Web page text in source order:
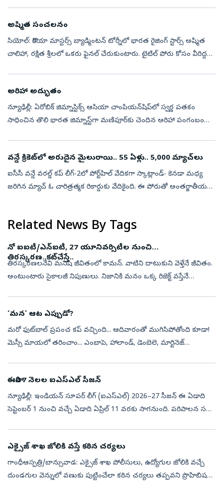
అష్మిత సంచలనం
సియోల్‌: కొరియా మాస్టర్స్‌ బ్యాడ్మింటన్‌ టోర్నీలో భారత రైజింగ్‌ స్టార్స్‌ అష్మిత
చాలిహా, రక్షిత శ్రీలలో ఒకరు ఫైనల్‌ చేరుకుంటారు. టైటిల్‌ పోరు కోసం వీరిద్దరు
అరిహా అద్భుతం
న్యూఢిల్లీ: ఏరోబిక్‌ జిమ్నాస్టిక్స్‌ ఆసియా చాంపియన్‌షిప్‌లో స్వర్ణ పతకం
సాధించిన తొలి భారత జిమ్నాస్ట్‌గా మణిపూర్‌కు చెందిన అరిహా పంగంబం
వన్డే క్రికెట్‌లో అరుదైన మైలురాయి.. 55 ఏళ్లు.. 5,000 మ్యాచ్‌లు
ఐసీసీ వన్డే వరల్డ్ కప్ లీగ్‌-2లో పోర్ట్‌హిల్ వేదికగా స్కాట్లాండ్‌- కెనడా మధ్య
జరిగిన మ్యాచ్ ఓ చారిత్రత్మక రికార్డుకు వేదికైంది. ఈ పోరుతో అంతర్జాతీయ
Related News By Tags
నో ఐఐటీ/ఎన్‌ఐటీ, 27 యూనివర్సిటీల నుంచి
తిరస్కరణ..కట్‌చేస్తే..
తిరస్కరణలనేవి మనిషి జీవితంలో కామన్‌. వాటిని దాటుకుని వెళ్తేనే జీవితం.
అంటుంటారు సైకాలజీ నిపుణులు. నిజానికి మనం ఒక్క రిజెక్ట్‌ వస్తేనే
‘మన’ ఆట ఎప్పుడో?
మరో ఫుట్‌బాల్‌ ప్రపంచ కప్‌ వచ్చింది... ఆదివారంతో ముగిసిపోతోంది కూడా!
మెస్సీ మాయలో తరించాం... ఎంబాపె, హాలాండ్, డెంబెలె, మార్టినెజ్‌
ఈసారి 7 నెలల ఐఎస్‌ఎల్‌ సీజన్‌
న్యూఢిల్లీ: ఇండియన్‌ సూపర్‌ లీగ్‌ (ఐఎస్‌ఎల్‌) 2026–27 సీజన్‌ ఈ ఏడాది
సెప్టెంబర్ 1 నుంచి వచ్చే ఏడాది ఏప్రిల్‌ 11 వరకు సాగనుంది. పరిపాలన సహా
ఎక్సైజ్‌ శాఖ జోలికి వస్తే కఠిన చర్యలు
గాంధీఆస్పత్రి/బాన్సువాడ: ఎక్సైజ్‌ శాఖ పోలీసులు, ఉద్యోగుల జోలికి వచ్చే
దుండగుల వెన్నులో వణుకు పుట్టించేలా కఠిన చర్యలు తప్పవని ప్రొహిబిషన్‌